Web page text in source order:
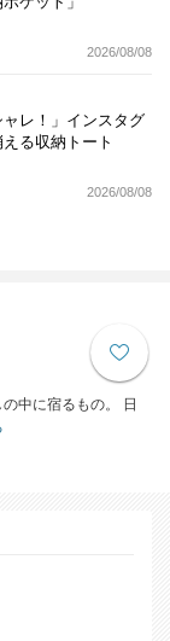
2026/08/08
ャレ！」インスタグ
る収納トート
2026/08/08
中に宿るもの。 日